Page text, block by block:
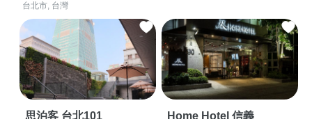
台北市, 台灣
思泊客 台北101 Home Hotel 信義